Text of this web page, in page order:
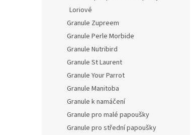
Loriové
Granule Zupreem
Granule Perle Morbide
Granule Nutribird
Granule St Laurent
Granule Your Parrot
Granule Manitoba
Granule k namáčení
Granule pro malé papoušky
Granule pro střední papoušky